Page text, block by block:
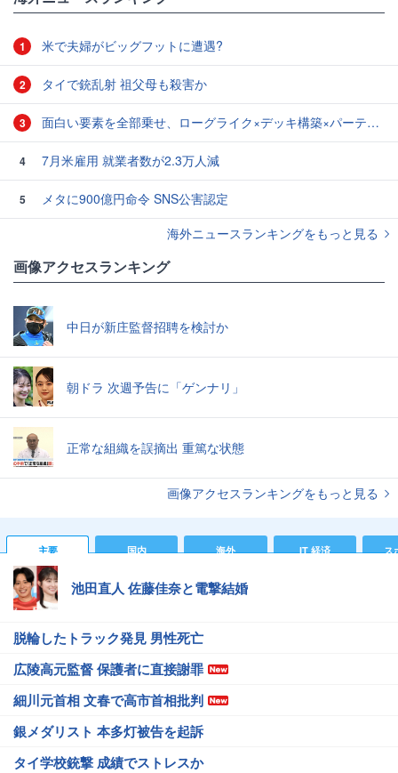
1 米で夫婦がビッグフットに遭遇?
2 タイで銃乱射 祖父母も殺害か
3 面白い要素を全部乗せ、ローグライク×デッキ構築×パーティ制RPGの「Chrono Ark」を遊んでみた
4 7月米雇用 就業者数が2.3万人減
5
メタに900億円命令 SNS公害認定
海外ニュースランキングをもっと見る
画像アクセスランキング
中日が新庄監督招聘を検討か
朝ドラ 次週予告に「ゲンナリ」
正常な組織を誤摘出 重篤な状態
画像アクセスランキングをもっと見る
主要 国内 海外 IT 経済 ス
池田直人 佐藤佳奈と電撃結婚
脱輪したトラック発見 男性死亡
広陵高元監督 保護者に直接謝罪
細川元首相 文春で高市首相批判
銀メダリスト 本多灯被告を起訴
タイ学校銃撃 成績でストレスか